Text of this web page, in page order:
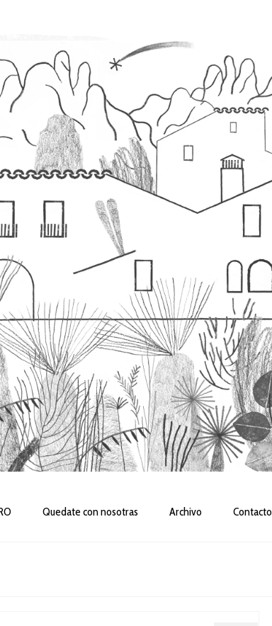
Quedate con nosotras Archivo Contacto